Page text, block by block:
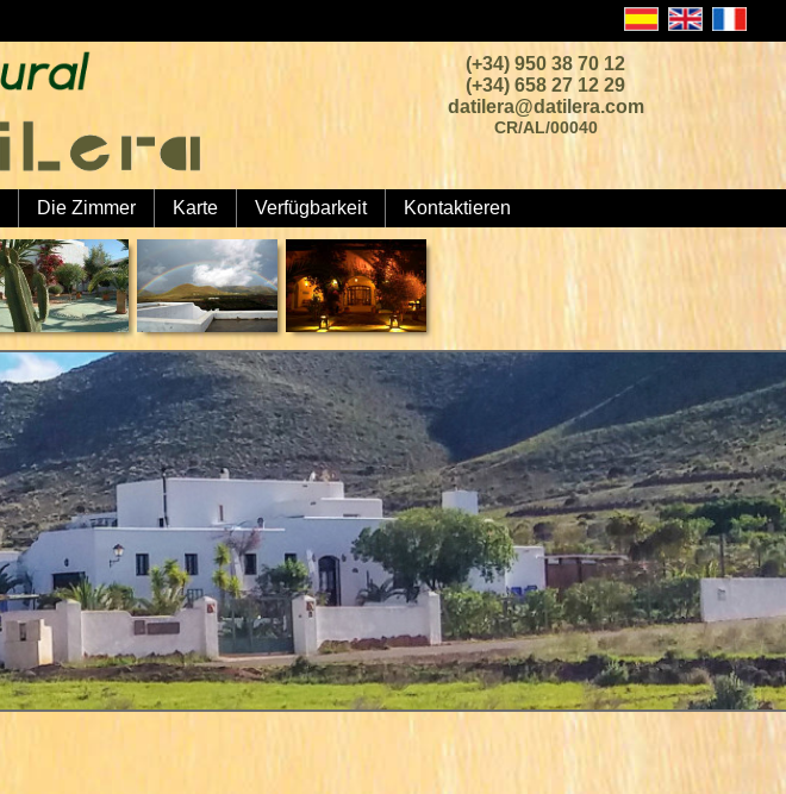
(+34) 950 38 70 12
(+34) 658 27 12 29
datilera@datilera.com
CR/AL/00040
Die Zimmer Karte Verfügbarkeit Kontaktieren